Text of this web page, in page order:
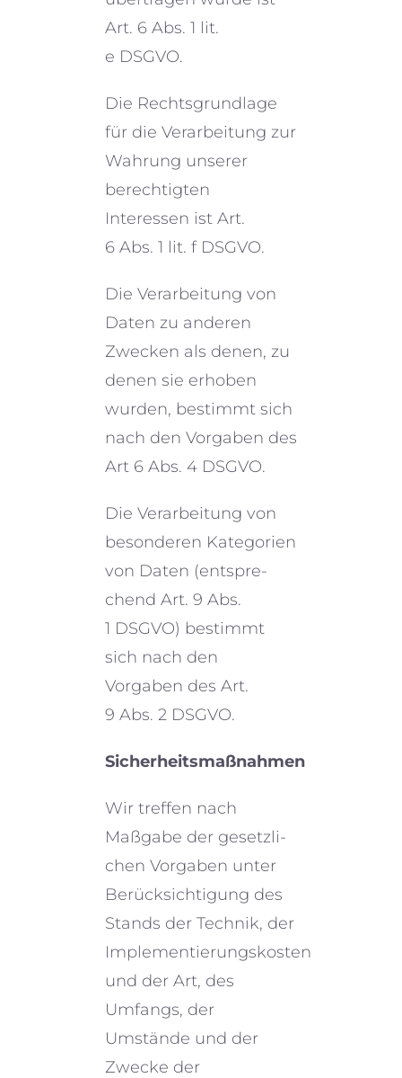
Art. 6 Abs. 1 lit.
e DSGVO.
Die Rechtsgrundlage
für die Verarbeitung zur
Wahrung unserer
berech­tig­ten
Interessen ist Art.
6 Abs. 1 lit. f DSGVO.
Die Verarbeitung von
Daten zu anderen
Zwecken als denen, zu
denen sie erhoben
wurden, bestimmt sich
nach den Vorgaben des
Art 6 Abs. 4 DSGVO.
Die Verarbeitung von
beson­de­ren Kategorien
von Daten (entspre­
chend Art. 9 Abs.
1 DSGVO) bestimmt
sich nach den
Vorgaben des Art.
9 Abs. 2 DSGVO.
Sicherheitsmaßnahmen
Wir treffen nach
Maßgabe der gesetz­li­
chen Vorgaben unter
Berücksichtigung des
Stands der Technik, der
Implementierungskosten
und der Art, des
Umfangs, der
Umstände und der
Zwecke der